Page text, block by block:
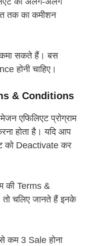
तक का कमीशन
सकते हैं। बस
होनी चाहिए।
& Conditions
एफिलिएट प्रोग्राम
होता है। यदि आप
को Deactivate कर
की Terms &
चलिए जानते हैं इनके
कम 3 Sale होना